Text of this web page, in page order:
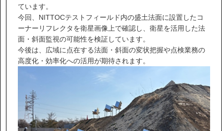
サステナビリティ
ニュース
お問い合わせ
採用情報
ています。
今回、NITTOCテストフィールド内の盛土法面に設置したコ
ーナーリフレクタを衛星画像上で確認し、衛星を活用した法
面・斜面監視の可能性を検証しています。
今後は、広域に点在する法面・斜面の変状把握や点検業務の
高度化・効率化への活用が期待されます。